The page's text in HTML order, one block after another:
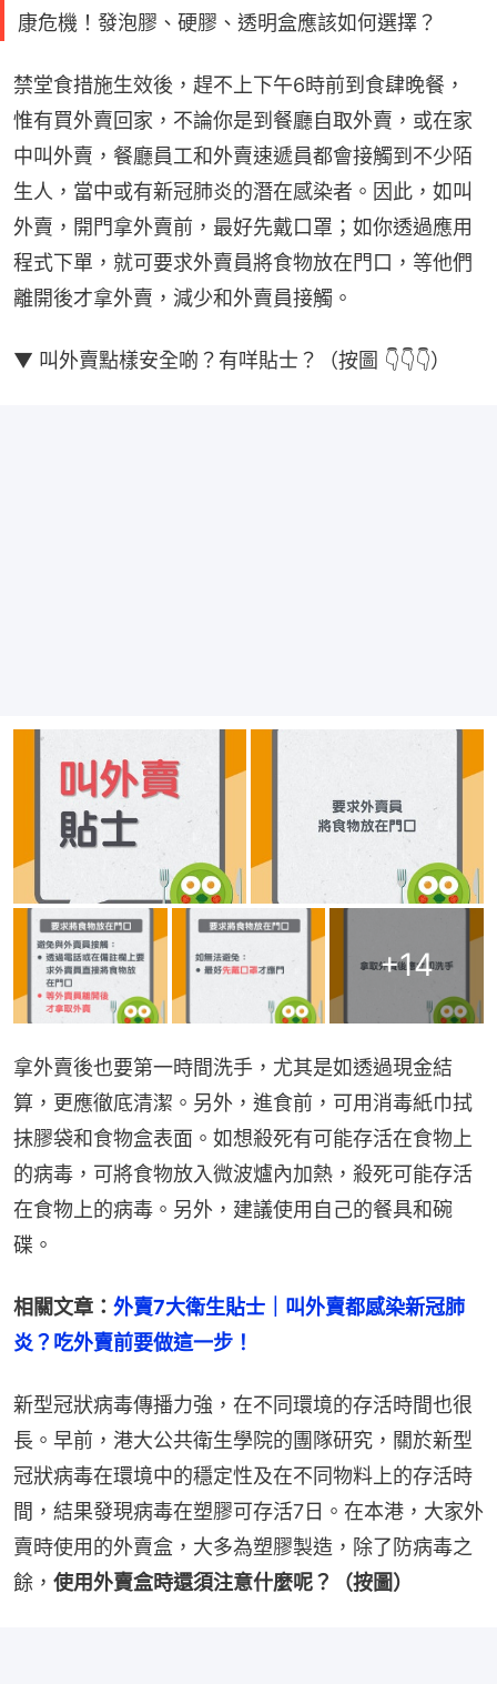
康危機！發泡膠、硬膠、透明盒應該如何選擇？
禁堂食措施生效後，趕不上下午6時前到食肆晚餐，
惟有買外賣回家，不論你是到餐廳自取外賣，或在家
中叫外賣，餐廳員工和外賣速遞員都會接觸到不少陌
生人，當中或有新冠肺炎的潛在感染者。因此，如叫
外賣，開門拿外賣前，最好先戴口罩；如你透過應用
程式下單，就可要求外賣員將食物放在門口，等他們
離開後才拿外賣，減少和外賣員接觸。
▼ 叫外賣點樣安全啲？有咩貼士？（按圖 👇👇👇）
+14
拿外賣後也要第一時間洗手，尤其是如透過現金結
算，更應徹底清潔。另外，進食前，可用消毒紙巾拭
抹膠袋和食物盒表面。如想殺死有可能存活在食物上
的病毒，可將食物放入微波爐內加熱，殺死可能存活
在食物上的病毒。另外，建議使用自己的餐具和碗
碟。
相關文章： 外賣7大衛生貼士｜叫外賣都感染新冠肺
炎？吃外賣前要做這一步！
新型冠狀病毒傳播力強，在不同環境的存活時間也很
長。早前，港大公共衛生學院的團隊研究，關於新型
冠狀病毒在環境中的穩定性及在不同物料上的存活時
間，結果發現病毒在塑膠可存活7日。在本港，大家外
賣時使用的外賣盒，大多為塑膠製造，除了防病毒之
餘， 使用外賣盒時還須注意什麼呢？（按圖）